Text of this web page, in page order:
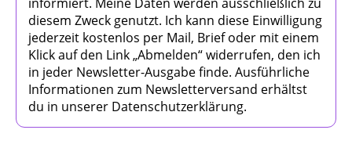
diesem Zweck genutzt. Ich kann diese Einwilligung
jederzeit kostenlos per Mail, Brief oder mit einem
Klick auf den Link „Abmelden“ widerrufen, den ich
in jeder Newsletter-Ausgabe finde. Ausführliche
Informationen zum Newsletterversand erhältst
du in unserer Datenschutzerklärung.